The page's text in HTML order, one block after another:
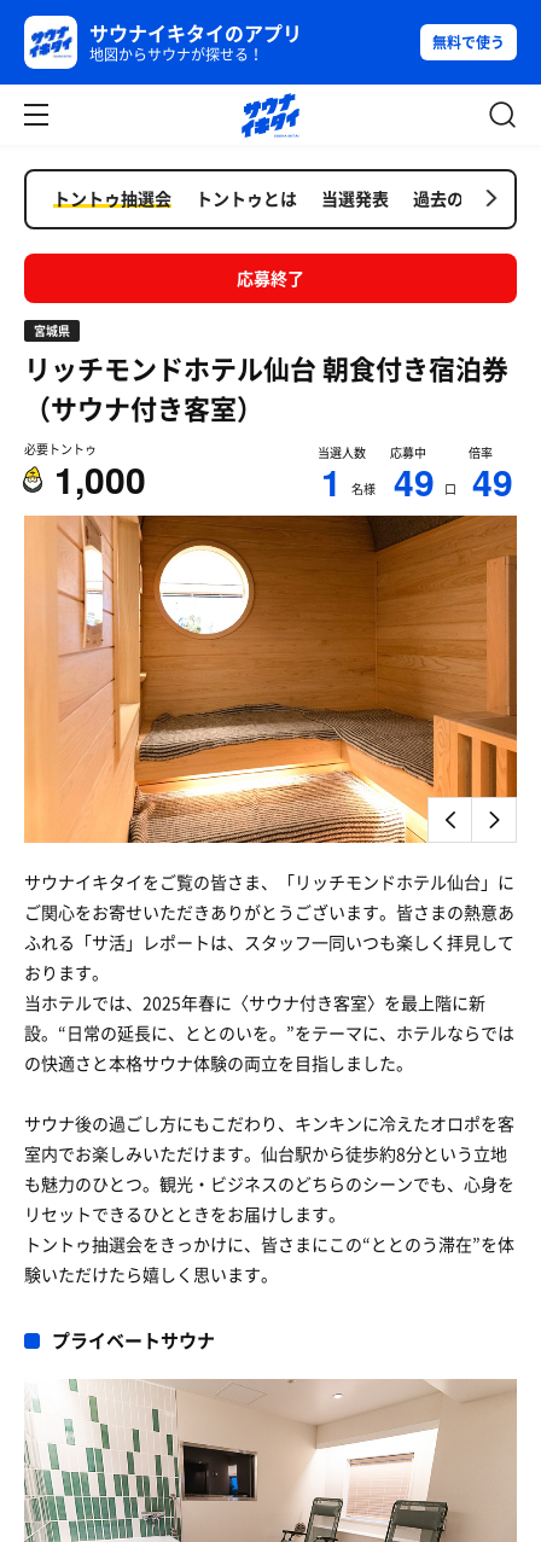
サウナイキタイのアプリ
地図からサウナが探せる！
無料で使う
トントゥ抽選会 トントゥとは 当選発表 過去の抽選会
応募終了
宮城県
リッチモンドホテル仙台朝食付き宿泊券
（サウナ付き客室）
必要トントゥ
1,000
当選人数
1 名様
応募中
49 口
倍率
49
サウナイキタイをご覧の皆さま、「リッチモンドホテル仙台」に
ご関心をお寄せいただきありがとうございます。皆さまの熱意あ
ふれる「サ活」レポートは、スタッフ一同いつも楽しく拝見して
おります。
当ホテルでは、2025年春に〈サウナ付き客室〉を最上階に新
設。“日常の延長に、ととのいを。”をテーマに、ホテルならでは
の快適さと本格サウナ体験の両立を目指しました。
サウナ後の過ごし方にもこだわり、キンキンに冷えたオロポを客
室内でお楽しみいただけます。仙台駅から徒歩約8分という立地
も魅力のひとつ。観光・ビジネスのどちらのシーンでも、心身を
リセットできるひとときをお届けします。
トントゥ抽選会をきっかけに、皆さまにこの“ととのう滞在”を体
験いただけたら嬉しく思います。
プライベートサウナ